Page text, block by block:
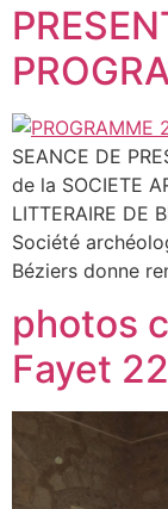
SEANCE DE
de la SOCIETE
LITTERAIRE DE
Société
Béziers donne
photos
Fayet